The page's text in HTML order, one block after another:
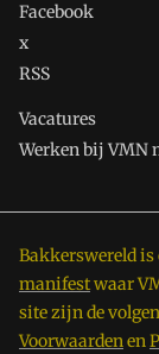
Facebook
x
RSS
Vacatures
Werken bij VMN
Bakkerswereld is
manifestwaar
site zijn de
Voorwaardenen